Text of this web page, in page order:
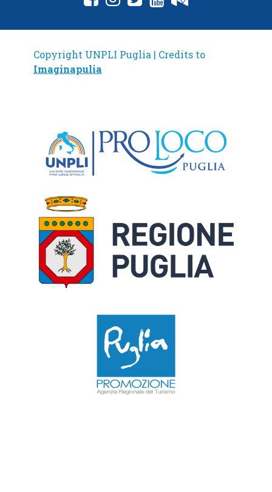
Copyright UNPLI Puglia | Credits to
Imaginapulia